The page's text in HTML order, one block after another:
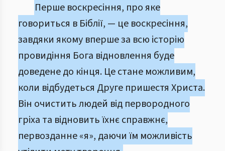
Перше воскресіння, про яке
говориться в Біблії, — це воскресіння,
завдяки якому вперше за всю історію
провидіння Бога відновлення буде
доведене до кінця. Це стане можливим,
коли відбудеться Друге пришестя Христа.
Він очистить людей від первородного
гріха та відновить їхнє справжнє,
первозданне «я», даючи їм можливість